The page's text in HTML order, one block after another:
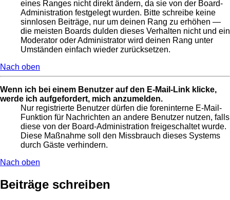
eines Ranges nicht direkt ändern, da sie von der Board-
Administration festgelegt wurden. Bitte schreibe keine
sinnlosen Beiträge, nur um deinen Rang zu erhöhen —
die meisten Boards dulden dieses Verhalten nicht und ein
Moderator oder Administrator wird deinen Rang unter
Umständen einfach wieder zurücksetzen.
Nach oben
Wenn ich bei einem Benutzer auf den E-Mail-Link klicke,
werde ich aufgefordert, mich anzumelden.
Nur registrierte Benutzer dürfen die foreninterne E-Mail-
Funktion für Nachrichten an andere Benutzer nutzen, falls
diese von der Board-Administration freigeschaltet wurde.
Diese Maßnahme soll den Missbrauch dieses Systems
durch Gäste verhindern.
Nach oben
Beiträge schreiben